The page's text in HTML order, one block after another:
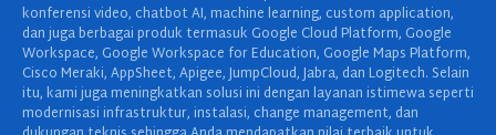
konferensi video, chatbot AI, machine learning, custom application,
dan juga berbagai produk termasuk Google Cloud Platform, Google
Workspace, Google Workspace for Education, Google Maps Platform,
Cisco Meraki, AppSheet, Apigee, JumpCloud, Jabra, dan Logitech. Selain
itu, kami juga meningkatkan solusi ini dengan layanan istimewa seperti
modernisasi infrastruktur, instalasi, change management, dan